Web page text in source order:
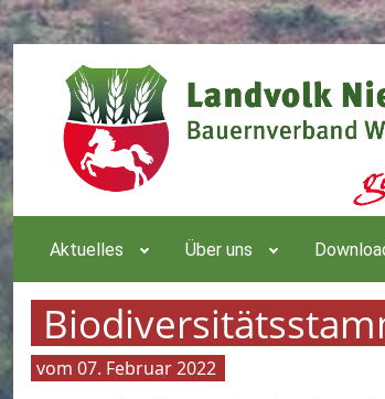
Aktuelles Über uns
07. Februar 2022